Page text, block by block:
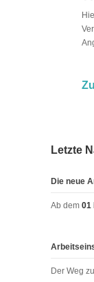
Letzte
Die neue
Ab dem 01
Der Weg